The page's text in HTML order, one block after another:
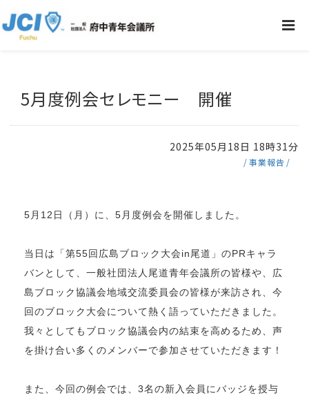
5月度例会セレモニー 開催
2025年05月18日 18時31分
事業報告
5月12日（月）に、5月度例会を開催しました。
当日は「第55回広島ブロック大会in尾道」のPRキャラ
バンとして、一般社団法人尾道青年会議所の皆様や、広
島ブロック協議会地域交流委員会の皆様が来訪され、今
回のブロック大会について熱く語っていただきました。
我々としてもブロック協議会内の結束を高めるため、声
を掛け合い多くのメンバーで参加させていただきます！
また、今回の例会では、3名の新入会員にバッジを授与